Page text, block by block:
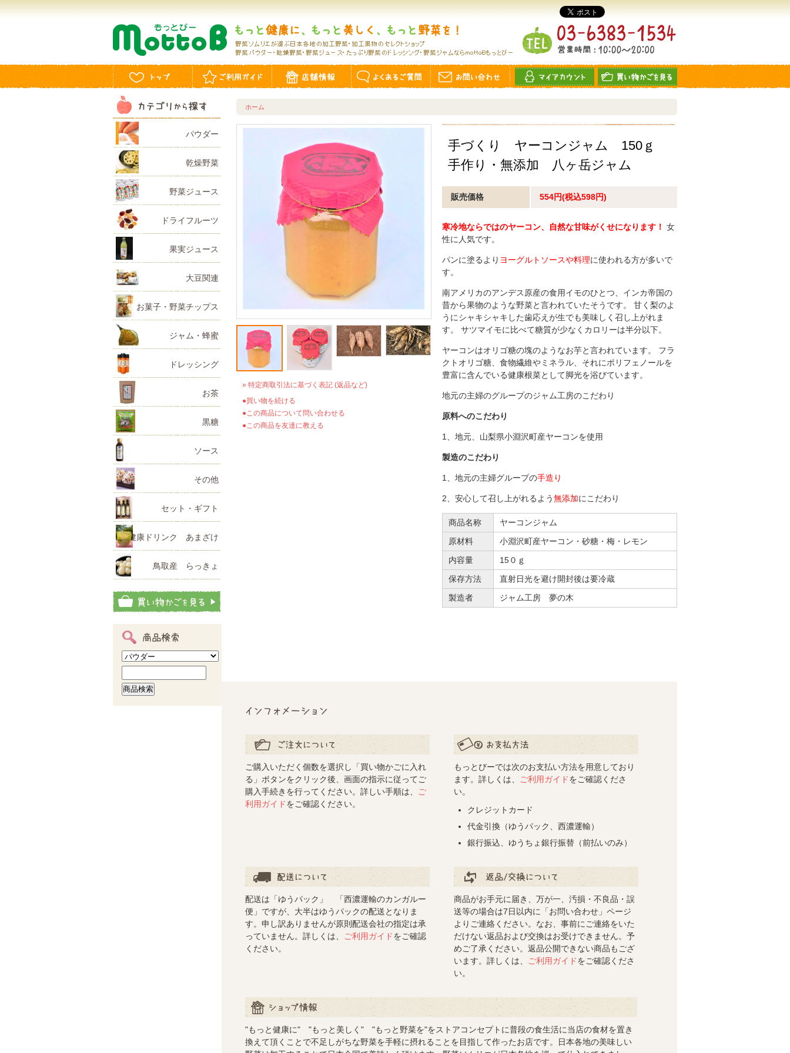
パウダー
乾燥野菜
野菜ジュース
ドライフルーツ
果実ジュース
大豆関連
お菓子・野菜チップス
ジャム・蜂蜜
ドレッシング
お茶
黒糖
ソース
その他
セット・ギフト
健康ドリンク あまざけ
鳥取産 らっきょ
商品検索
ホーム
» 特定商取引法に基づく表記 (返品など)
●買い物を続ける
●この商品について問い合わせる
●この商品を友達に教える
手づくり ヤーコンジャム 150ｇ
手作り・無添加 八ヶ岳ジャム
販売価格 554円(税込598円)
寒冷地ならではのヤーコン、自然な甘味がくせになります！ 女
性に人気です。
パンに塗るより ヨーグルトソースや料理に使われる方が多いで
す。
南アメリカのアンデス原産の食用イモのひとつ、インカ帝国の
昔から果物のような野菜と言われていたそうです。 甘く梨のよ
うにシャキシャキした歯応えが生でも美味しく召し上がれま
す。 サツマイモに比べて糖質が少なくカロリーは半分以下。
ヤーコンはオリゴ糖の塊のようなお芋と言われています。 フラ
クトオリゴ糖、食物繊維やミネラル、それにポリフェノールを
豊富に含んでいる健康根菜として脚光を浴びています。
地元の主婦のグループのジャム工房のこだわり
原料へのこだわり
1、地元、山梨県小淵沢町産ヤーコンを使用
製造のこだわり
1、地元の主婦グループの手造り
2、安心して召し上がれるよう無添加にこだわり
商品名称
ヤーコンジャム
原材料
小淵沢町産ヤーコン・砂糖・梅・レモン
内容量
15０ｇ
保存方法
直射日光を避け開封後は要冷蔵
製造者
ジャム工房 夢の木
ご注文について
ご購入いただく個数を選択し「買い物かごに入れ
る」ボタンをクリック後、画面の指示に従ってご
購入手続きを行ってください。詳しい手順は、
ご
利用ガイドをご確認ください。
お支払い方法について
もっとびーでは次のお支払い方法を用意しており
ます。詳しくは、
ご利用ガイドをご確認くださ
い。
クレジットカード
代金引換（ゆうパック、西濃運輸）
銀行振込、ゆうちょ銀行振替（前払いのみ）
配送について
配送は「ゆうパック」 「西濃運輸のカンガルー
便」ですが、大半はゆうパックの配送となりま
す。申し訳ありませんが原則配送会社の指定は承
っていません。詳しくは、
ご利用ガイドをご確認
ください。
返品/交換について
商品がお手元に届き、万が一、汚損・不良品・誤
送等の場合は7日以内に「お問い合わせ」ページ
よりご連絡ください。なお、事前にご連絡をいた
だけない返品および交換はお受けできません。予
めご了承ください。返品公開できない商品もござ
います。詳しくは、
ご利用ガイドをご確認くださ
い。
ショップ情報
"もっと健康に" "もっと美しく" "もっと野菜を"をストアコンセプトに普段の食生活に当店の食材を置き
換えて頂くことで不足しがちな野菜を手軽に摂れることを目指して作ったお店です。日本各地の美味しい